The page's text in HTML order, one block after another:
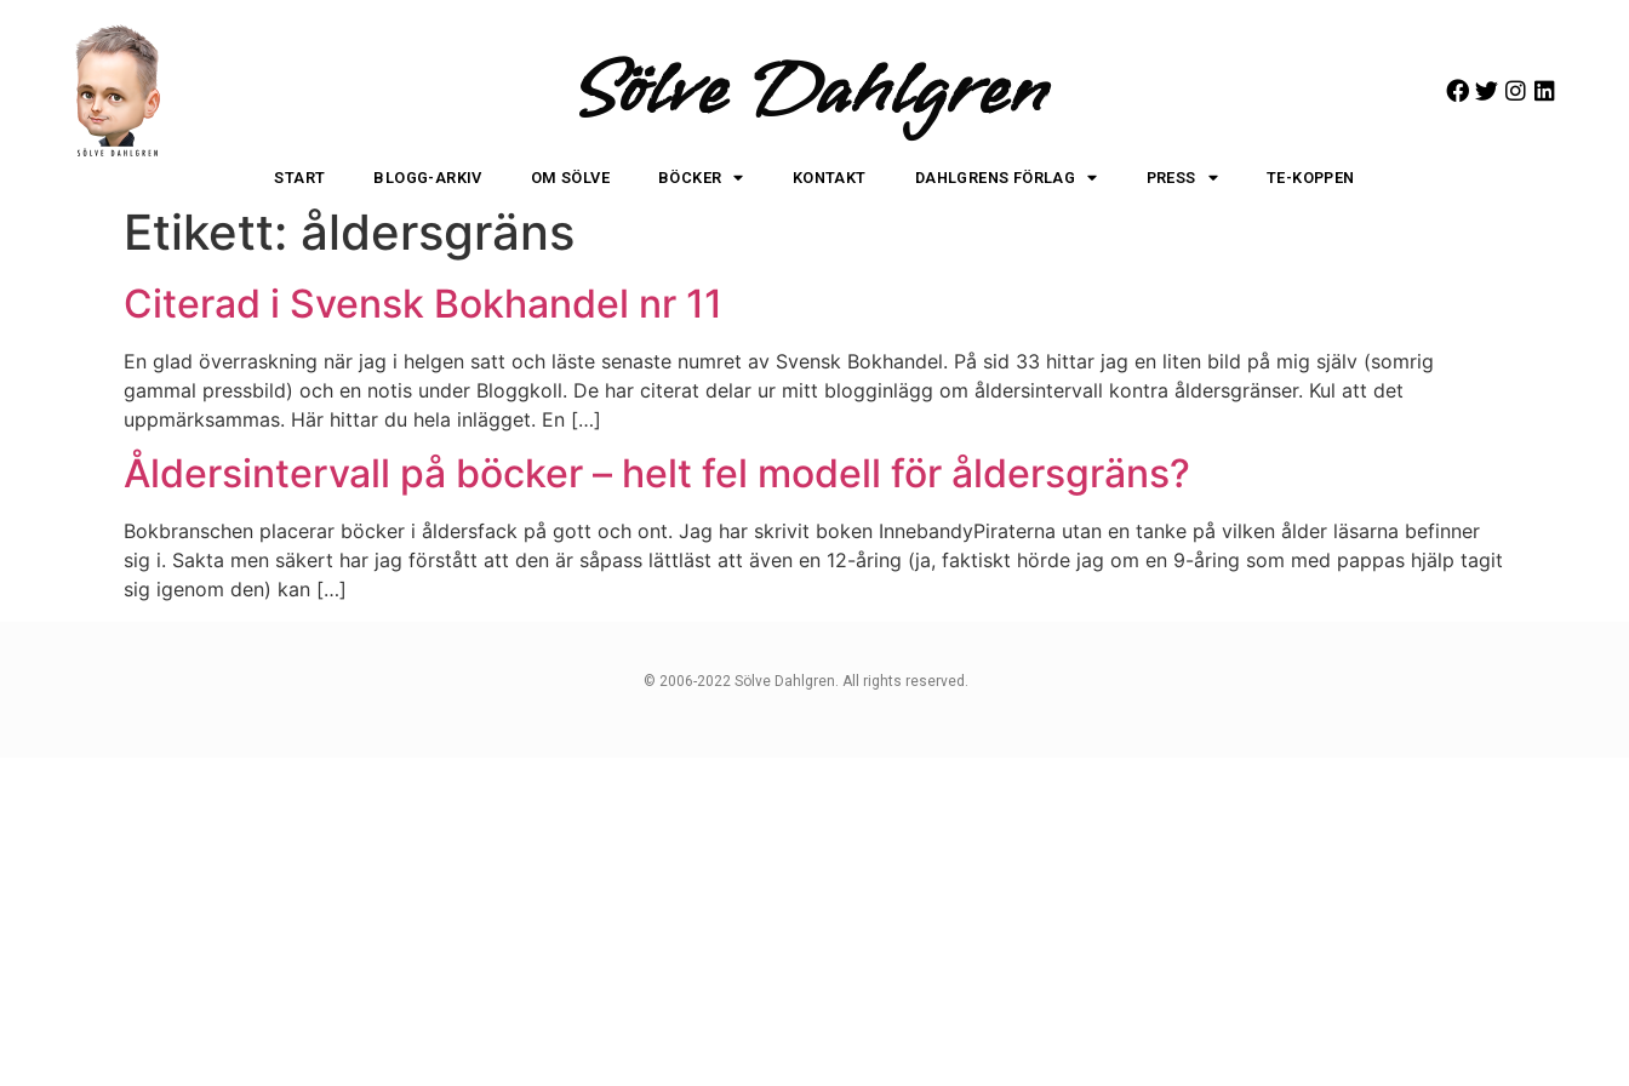
Sölve Dahlgren
START BLOGG-ARKIV OM SÖLVE BÖCKER KONTAKT DAHLGRENS FÖRLAG PRESS TE-KOPPEN
Etikett: åldersgräns
Citerad i Svensk Bokhandel nr 11
En glad överraskning när jag i helgen satt och läste senaste numret av Svensk Bokhandel. På sid 33 hittar jag en liten bild på mig själv (somrig
gammal pressbild) och en notis under Bloggkoll. De har citerat delar ur mitt blogginlägg om åldersintervall kontra åldersgränser. Kul att det
uppmärksammas. Här hittar du hela inlägget. En […]
Åldersintervall på böcker – helt fel modell för åldersgräns?
Bokbranschen placerar böcker i åldersfack på gott och ont. Jag har skrivit boken InnebandyPiraterna utan en tanke på vilken ålder läsarna befinner
sig i. Sakta men säkert har jag förstått att den är såpass lättläst att även en 12-åring (ja, faktiskt hörde jag om en 9-åring som med pappas hjälp tagit
sig igenom den) kan […]
© 2006-2022 Sölve Dahlgren. All rights reserved.